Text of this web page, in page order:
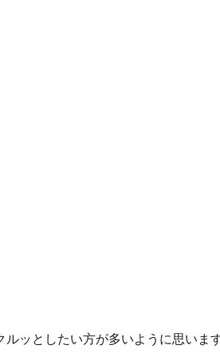
ッとしたい方が多いように思います